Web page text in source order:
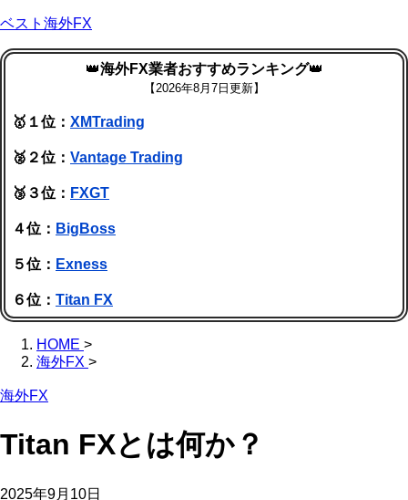
ベスト海外FX
👑海外FX業者おすすめランキング👑
【2026年8月7日更新】
🥇１位： XMTrading
🥈２位： Vantage Trading
🥉３位： FXGT
４位： BigBoss
５位： Exness
６位： Titan FX
HOME >
海外FX >
海外FX
Titan FXとは何か？
2025年9月10日